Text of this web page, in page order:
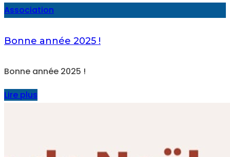
Association
Bonne année 2025 !
Bonne année 2025 !
Lire plus